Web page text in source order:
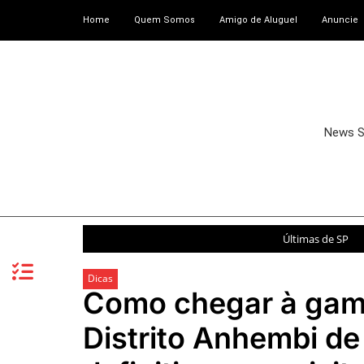
Home Quem Somos Amigo de Aluguel Anuncie
News
Últimas de SP
Dicas
Como chegar à
Distrito Anhembi